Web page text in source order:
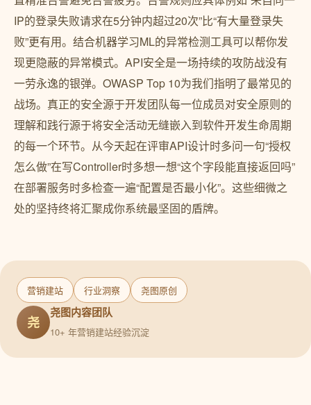
营销建站 行业洞察 尧图原创
尧
尧图内容团队
10+ 年营销建站经验沉淀